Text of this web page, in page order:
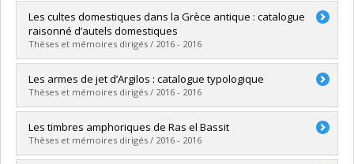
Graduate :Desjardins, Thierry
Cycle :Master's
Grade :M.A.
Lien vers le document dans Papyrus
Les cultes domestiques dans la Grèce antique : catalogue
raisonné d’autels domestiques
Thèses et mémoires dirigés / 2016 - 2016
Graduate :Girard, Mélanie
Cycle : Master's
Grade :M.A.
Lien vers le document dans Papyrus
Les armes de jet d’Argilos : catalogue typologique
Thèses et mémoires dirigés / 2016 - 2016
Graduate : Romero, Melvin
Cycle : Master's
Grade :M.A.
Les timbres amphoriques de Ras el Bassit
Thèses et mémoires dirigés / 2016 - 2016